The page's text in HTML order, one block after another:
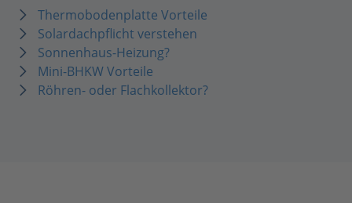
Thermobodenplatte Vorteile
Solardachpflicht verstehen
Sonnenhaus-Heizung?
Mini-BHKW Vorteile
Röhren- oder Flachkollektor?